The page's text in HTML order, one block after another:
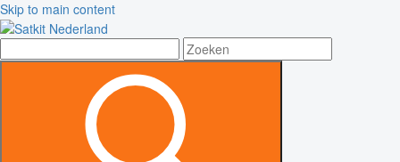
Skip to main content